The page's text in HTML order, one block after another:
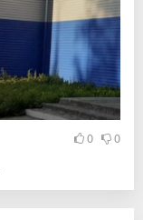
0 0